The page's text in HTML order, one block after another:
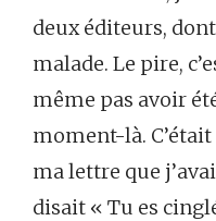
deux éditeurs,
malade. Le pire,
même pas avoir
moment-là.
ma lettre que
disait « Tu es